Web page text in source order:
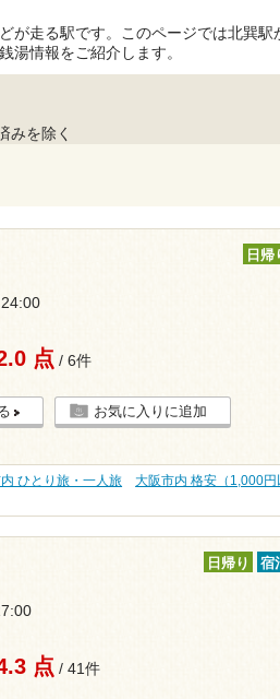
が走る駅です。このページでは北巽駅
湯情報をご紹介します。
みを除く
日帰
点 / 6件
お気に入りに追加
ひとり旅・一人旅
大阪市内 格安（1,000円
日帰り 宿
点 / 41件